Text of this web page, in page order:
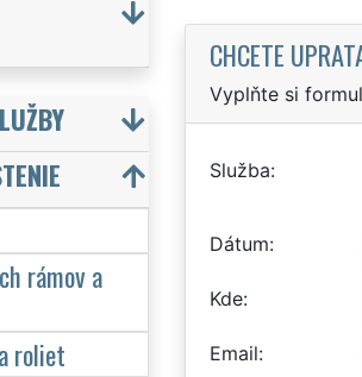
CHCETE
Vyplňte si
Služba
Dátum
Kde
Email
rámov a
roliet